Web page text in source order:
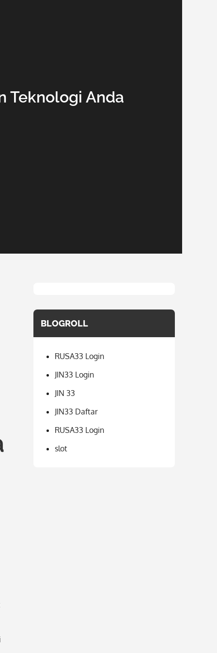
Teknologi Anda
BLOGROLL
RUSA33 Login
JIN33 Login
JIN 33
JIN33 Daftar
RUSA33 Login
slot